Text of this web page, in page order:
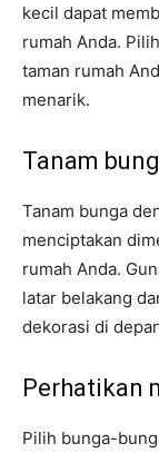
kecil dapat
rumah Anda.
taman rumah
menarik.
Tanam
Tanam bunga
menciptakan
rumah Anda.
latar belakang
dekorasi di
Perhatikan
Pilih bunga-